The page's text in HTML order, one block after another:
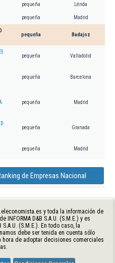
pequeña Lérida
pequeña Madrid
pequeña Badajoz
pequeña Valladolid
pequeña Barcelona
pequeña Madrid
pequeña Granada
pequeña Madrid
de Empresas Nacional
y toda la información de
D&B S.A.U. (S.M.E.) y es
(S.M.E.). En todo caso, la
debe ser tenida en cuenta sólo
de adoptar decisiones comerciales